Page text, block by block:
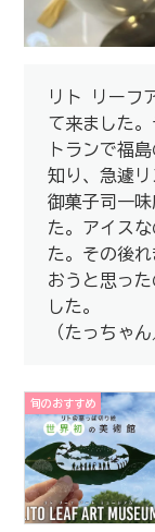
リト リーフ
て来ました
トランで福
知り、急遽リ
御菓子司一
た。アイス
た。その後
おうと思っ
した。
（たっちゃ
旬のおすすめ